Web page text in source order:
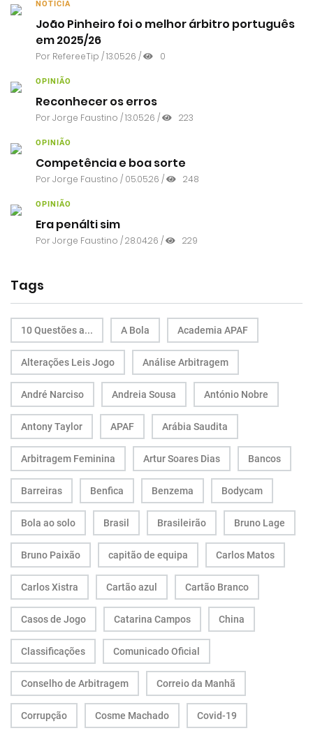
NOTÍCIA
João Pinheiro foi o melhor árbitro português
em 2025/26
Por RefereeTip / 13.05.26 / 0
OPINIÃO
Reconhecer os erros
PorJorge Faustino / 13.05.26 / 223
OPINIÃO
Competência e boa sorte
PorJorge Faustino / 05.05.26 / 248
OPINIÃO
Era penálti sim
PorJorge Faustino / 28.04.26 / 229
Tags
10 Questões a... A Bola Academia APAF
Alterações Leis Jogo Análise Arbitragem
André Narciso Andreia Sousa António Nobre
Antony Taylor APAF Arábia Saudita
Arbitragem Feminina Artur Soares Dias Bancos
Barreiras Benfica Benzema Bodycam
Bola ao solo Brasil Brasileirão Bruno Lage
Bruno Paixão capitão de equipa Carlos Matos
Carlos Xistra Cartão azul Cartão Branco
Casos de Jogo Catarina Campos China
Classificações Comunicado Oficial
Conselho de Arbitragem Correio da Manhã
Corrupção Cosme Machado Covid-19